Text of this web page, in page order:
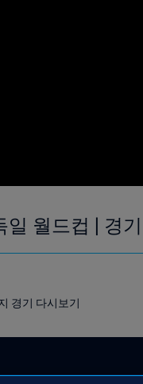
월드컵 | 경
경기 다시보기